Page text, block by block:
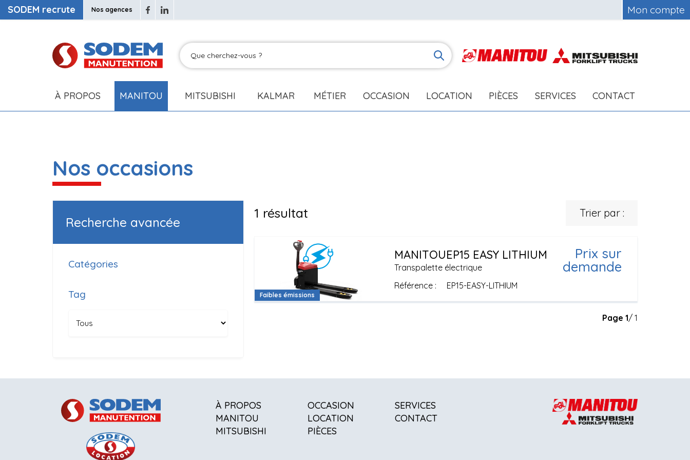
SODEM recrute Nos agences Mon compte
À PROPOS MANITOU MITSUBISHI KALMAR MÉTIER OCCASION LOCATION PIÈCES SERVICES CONTACT
Nos occasions
Recherche avancée
Catégories
Tag
1 résultat Trier par :
Faibles émissions
Transpalette électrique
MANITOUEP15 EASY LITHIUM
Référence EP15-EASY-LITHIUM
Prix sur
demande
Page 1/ 1
À PROPOS
MANITOU
MITSUBISHI
OCCASION
LOCATION
PIÈCES
SERVICES
CONTACT